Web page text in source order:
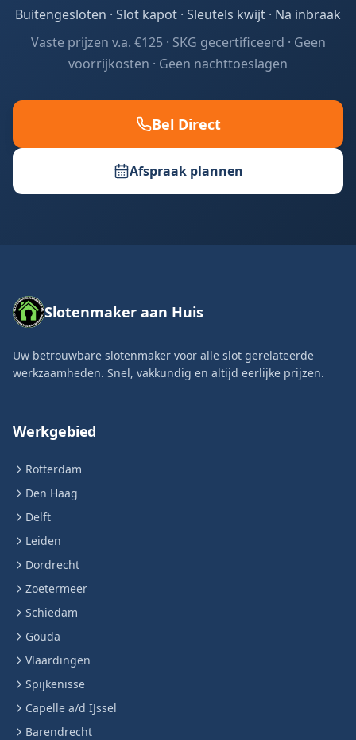
Buitengesloten · Slot kapot · Sleutels kwijt · Na inbraak
Vaste prijzen v.a. €125 · SKG gecertificeerd · Geen
voorrijkosten · Geen nachttoeslagen
Bel Direct
Afspraak plannen
Slotenmaker aan Huis
Uw betrouwbare slotenmaker voor alle slot gerelateerde
werkzaamheden. Snel, vakkundig en altijd eerlijke prijzen.
Werkgebied
Rotterdam
Den Haag
Delft
Leiden
Dordrecht
Zoetermeer
Schiedam
Gouda
Vlaardingen
Spijkenisse
Capelle a/d IJssel
Barendrecht